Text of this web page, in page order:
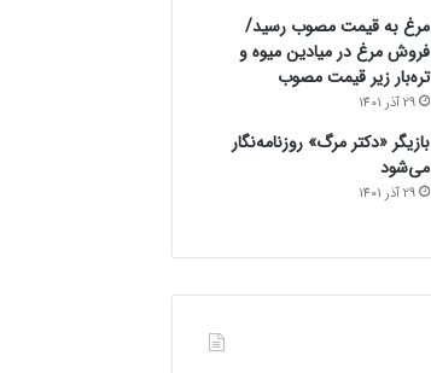
مرغ به قیمت مصوب رسید/
فروش مرغ در میادین میوه و
تره‌بار زیر قیمت مصوب
29 آذر 1401
بازیگر «دکتر مرگ» روزنامه‌نگار
می‌شود
29 آذر 1401